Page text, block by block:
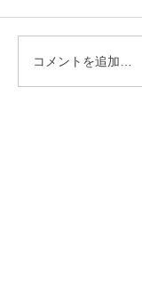
桝形さんの
コメントを追加…